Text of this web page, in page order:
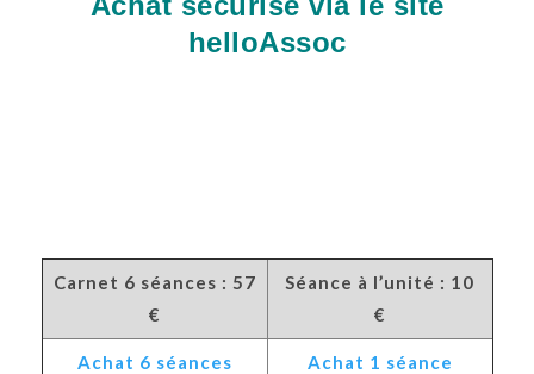
helloAssoc
Carnet 6 séances : 57
€
Séance à l’unité : 10
€
Achat 6 séances Achat 1 séance